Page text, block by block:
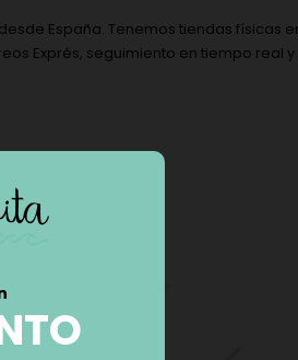
España. Tenemos tiendas físicas
Exprés, seguimiento en tiempo real